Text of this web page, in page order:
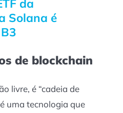
da
Solana é
de blockchain
livre, é “cadeia de
uma tecnologia que